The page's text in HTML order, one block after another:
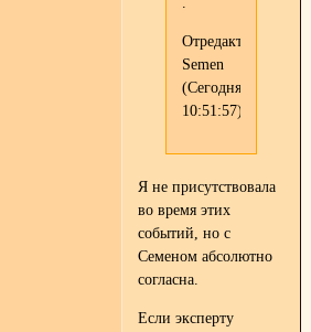
Отредактировано
Semen
(Сегодня
10:51:57)
Я не присутствовала
во время этих
событий, но с
Семеном абсолютно
согласна.
Если эксперту